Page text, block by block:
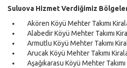
Suluova Hizmet Verdiğimiz
Akören Köyü Mehter Takımı
Alabedir Köyü Mehter Takımı
Armutlu Köyü Mehter Takımı
Arucak Köyü Mehter Takımı
Aşağıkarasu Köyü Mehter